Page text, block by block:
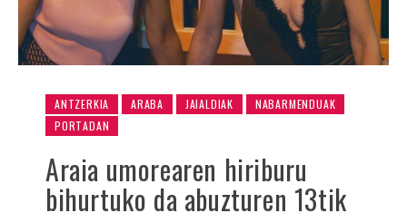
ANTZERKIA ARABA JAIALDIAK
NABARMENDUAK
PORTADAN
Araia umorearen hiriburu
bihurtuko da abuzturen 13tik